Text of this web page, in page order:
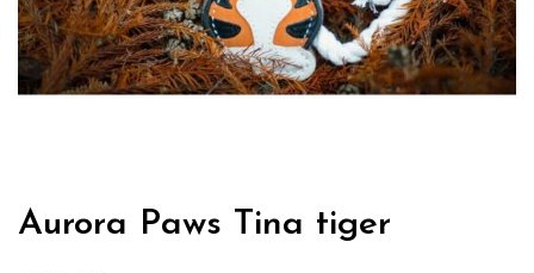
Aurora Paws Tina tiger